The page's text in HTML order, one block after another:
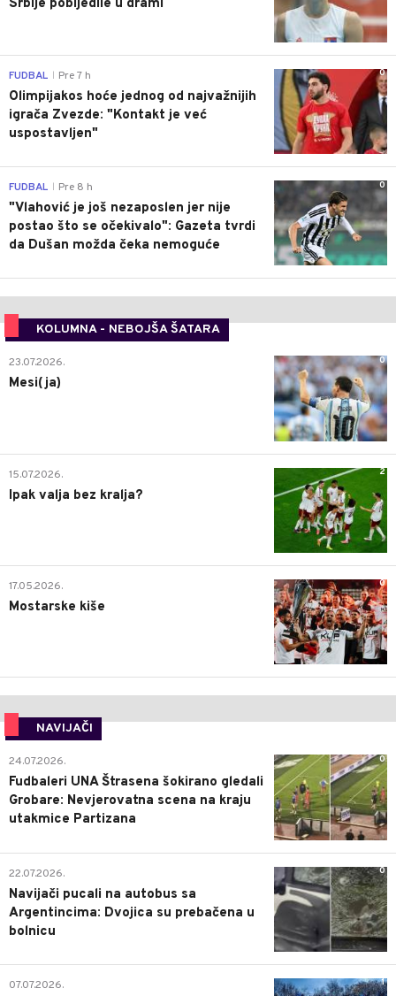
Srbije pobijedile u drami
0
FUDBAL Pre 7 h
Olimpijakos hoće jednog od najvažnijih
igrača Zvezde: "Kontakt je već
uspostavljen"
0
FUDBAL Pre 8 h
"Vlahović je još nezaposlen jer nije
postao što se očekivalo": Gazeta tvrdi
da Dušan možda čeka nemoguće
KOLUMNA - NEBOJŠA ŠATARA
0
23.07.2026.
Mesi(ja)
2
15.07.2026.
Ipak valja bez kralja?
0
17.05.2026.
Mostarske kiše
NAVIJAČI
0
24.07.2026.
Fudbaleri UNA Štrasena šokirano gledali
Grobare: Nevjerovatna scena na kraju
utakmice Partizana
0
22.07.2026.
Navijači pucali na autobus sa
Argentincima: Dvojica su prebačena u
bolnicu
1
07.07.2026.